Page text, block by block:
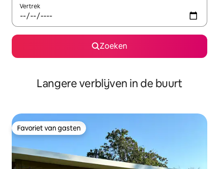
Vertrek
Zoeken
Langere verblijven in de buurt
Favoriet van gasten
Favoriet van gasten